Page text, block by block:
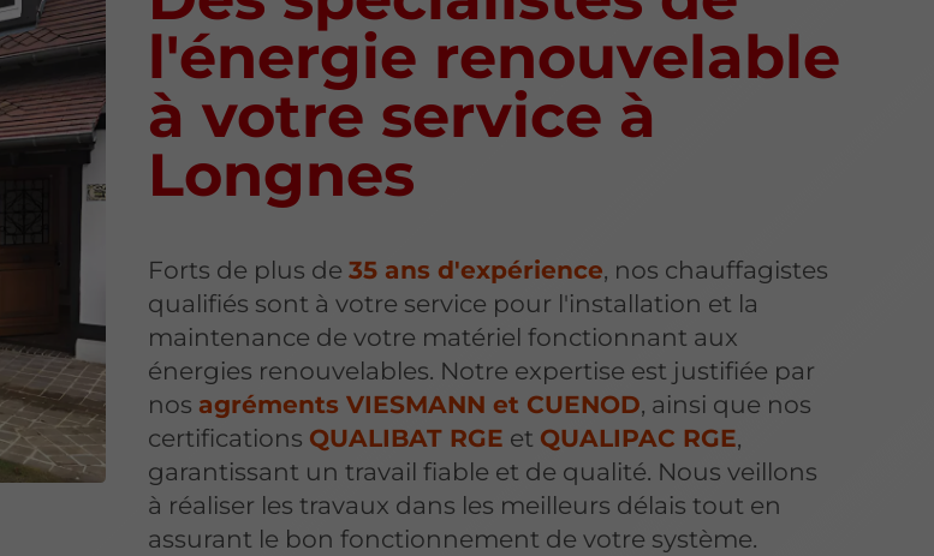
l'énergie renouvelable
à votre service à
Longnes
Forts de plus de 35 ans d'expérience, nos chauffagistes
qualifiés sont à votre service pour l'installation et la
maintenance de votre matériel fonctionnant aux
énergies renouvelables. Notre expertise est justifiée par
nos agréments VIESMANN et CUENOD, ainsi que nos
certifications QUALIBAT RGE et QUALIPAC RGE,
garantissant un travail fiable et de qualité. Nous veillons
à réaliser les travaux dans les meilleurs délais tout en
assurant le bon fonctionnement de votre système.